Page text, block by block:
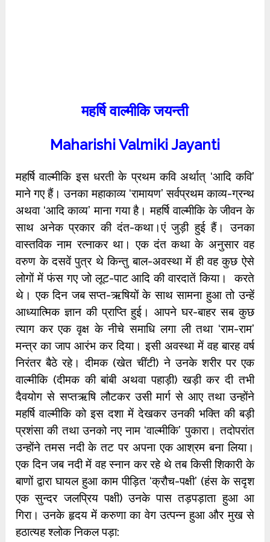
महर्षि वाल्मीकि जयन्ती
Maharishi Valmiki Jayanti
महर्षि वाल्मीकि इस धरती के प्रथम कवि अर्थात् ‘आदि कवि’
माने गए हैं। उनका महाकाव्य ‘रामायण’ सर्वप्रथम काव्य-ग्रन्थ
अथवा ‘आदि काव्य’ माना गया है। महर्षि वाल्मीकि के जीवन के
साथ अनेक प्रकार की दंत-कथा।एं जुड़ी हुई हैं। उनका
वास्तविक नाम रत्नाकर था। एक दंत कथा के अनुसार वह
वरुण के दसवें पुत्र थे किन्तु बाल-अवस्था में ही वह कुछ ऐसे
लोगों में फंस गए जो लूट-पाट आदि की वारदातें किया। करते
थे। एक दिन जब सप्त-ऋषियों के साथ सामना हुआ तो उन्हें
आध्यात्मिक ज्ञान की प्राप्ति हुई। आपने घर-बाहर सब कुछ
त्याग कर एक वृक्ष के नीचे समाधि लगा ली तथा ‘राम-राम’
मन्त्र का जाप आरंभ कर दिया। इसी अवस्था में वह बारह वर्ष
निरंतर बैठे रहे। दीमक (खेत चींटी) ने उनके शरीर पर एक
वाल्मीकि (दीमक की बांबी अथवा पहाड़ी) खड़ी कर दी तभी
दैवयोग से सप्तऋषि लौटकर उसी मार्ग से आए तथा उन्होंने
महर्षि वाल्मीकि को इस दशा में देखकर उनकी भक्ति की बड़ी
प्रशंसा की तथा उनको नए नाम ‘वाल्मीकि’ पुकारा। तदोपरांत
उन्होंने तमस नदी के तट पर अपना एक आश्रम बना लिया।
एक दिन जब नदी में वह स्नान कर रहे थे तब किसी शिकारी के
बाणों द्वारा घायल हुआ काम पीड़ित ‘क्रौच-पक्षी’ (हंस के सदृश
एक सुन्दर जलप्रिय पक्षी) उनके पास तड़पड़ाता हुआ आ
गिरा। उनके हृदय में करुणा का वेग उत्पन्न हुआ और मुख से
हठात्यह श्लोक निकल पड़ा: